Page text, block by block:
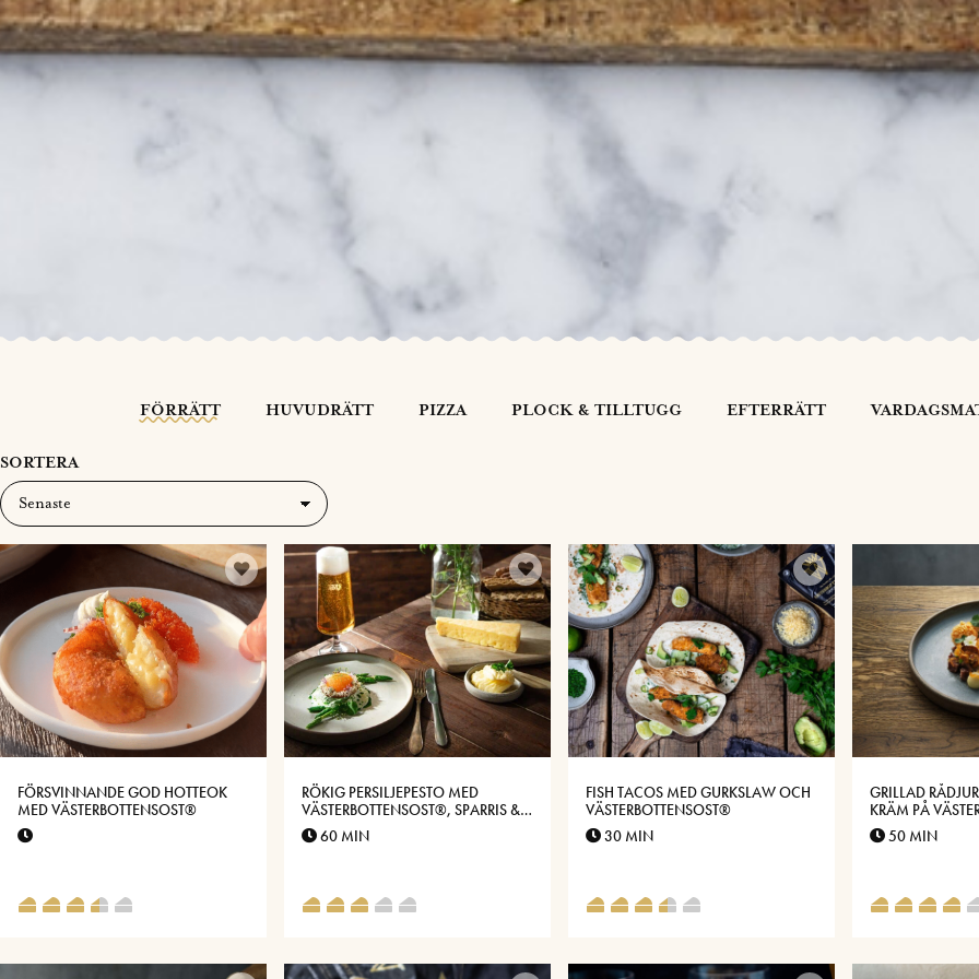
FÖRRÄTT HUVUDRÄTT PIZZA PLOCK & TILLTUGG EFTERRÄTT
SORTERA
FÖRSVINNANDE GOD HOTTEOK
MED VÄSTERBOTTENSOST®
RÖKIG PERSILJEPESTO MED
VÄSTERBOTTENSOST®, SPARRIS &
LÖJROM
60 MIN
FISH TACOS MED GURKSLAW OCH
VÄSTERBOTTENSOST®
30 MIN
GRILLAD
KRÄM PÅ
50 MIN